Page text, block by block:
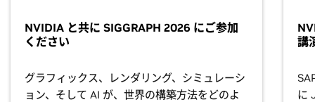
NVIDIA と共に SIGGRAPH 2026 にご参加
ください
グラフィックス、レンダリング、シミュレーシ
ョン、そして AI が、世界の構築方法をどのよ
講
に